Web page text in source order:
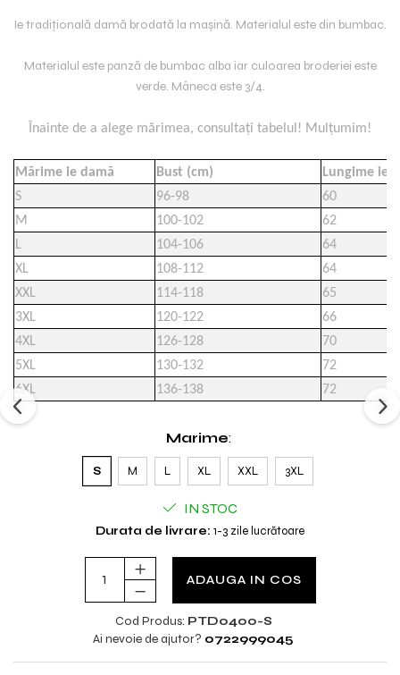
Ie tradiţională damă brodată la maşină. Materialul este din bumbac.
Materialul este panză de bumbac alba iar culoarea broderiei este
verde. Mâneca este 3/4.
Înainte de a alege mărimea, consultați tabelul! Mulțumim!
Mărime ie damă Bust (cm)
Lungime ie
S
96-98
60
M
100-102
62
L
104-106
64
XL
108-112
64
XXL
114-118
65
3XL
120-122
66
4XL
126-128
70
5XL
130-132
72
6XL
136-138 72
Marime:
S M L XL XXL 3XL
IN STOC
Durata de livrare: 1-3 zile lucrătoare
ADAUGA IN COS
Cod Produs: PTD0400-S
Ai nevoie de ajutor? 0722999045